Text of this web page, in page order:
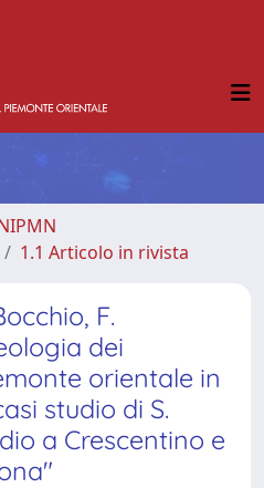
1.1 Articolo in rivista
F.
dei
orientale in
studio di S.
a Crescentino e